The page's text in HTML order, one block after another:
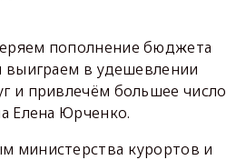
пополнение бюджета
выиграем в удешевлении
и привлечём большее число
Елена Юрченко.
министерства курортов и